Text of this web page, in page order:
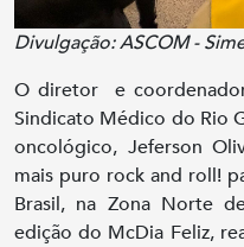
Divulgação: ASCOM -
O diretor e
Sindicato Médico do Rio
oncológico, Jeferson
mais puro rock and roll!
Brasil, na Zona Norte
edição do McDia Feliz,